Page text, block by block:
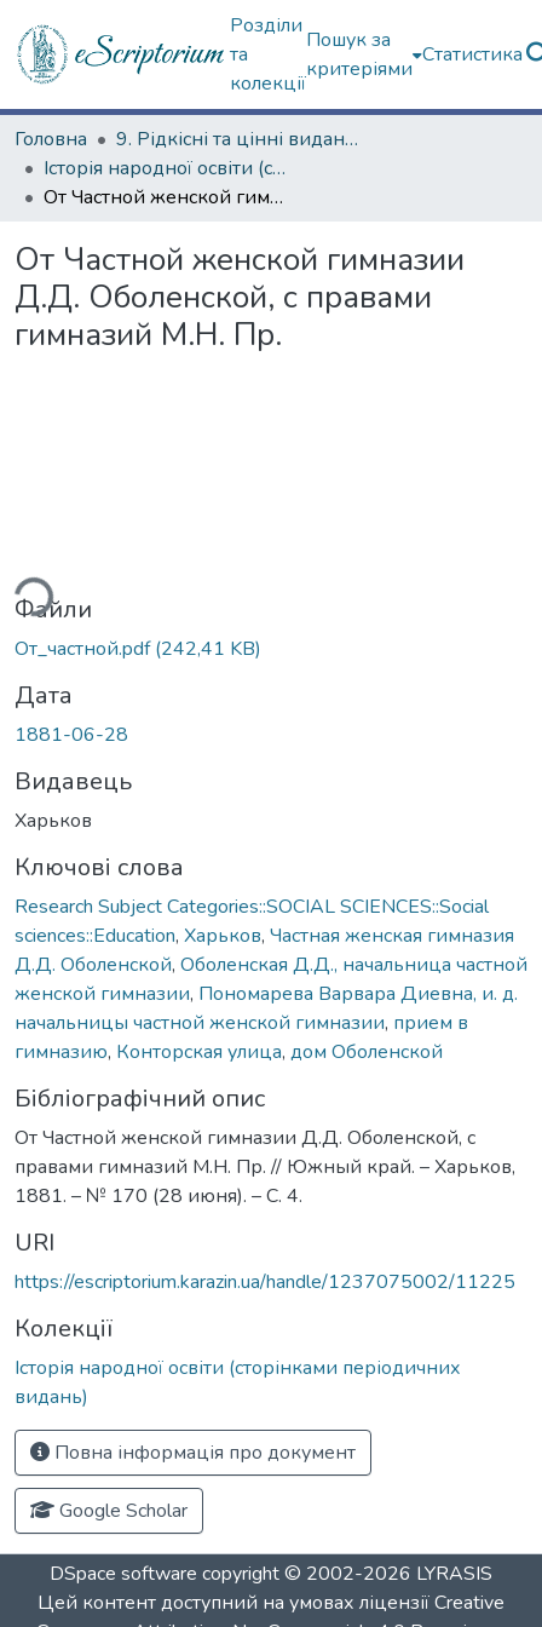
Розділи
та
колекції
Пошук за
критеріями
Статистика
Головна
9. Рідкісні та цінні видання
Історія народної освіти (сторінками періодичних видань)
От Частной женской гимназии Д.Д. Оболенской, с правами гимназий М.Н. Пр.
От Частной женской гимназии
Д.Д. Оболенской, с правами
гимназий М.Н. Пр.
Файли
От_частной.pdf(242,41 KB)
Дата
1881-06-28
Видавець
Харьков
Ключові слова
Research Subject Categories::SOCIAL SCIENCES::Social
sciences::Education, Харьков, Частная женская гимназия
Д.Д. Оболенской, Оболенская Д.Д., начальница частной
женской гимназии, Пономарева Варвара Диевна, и. д.
начальницы частной женской гимназии, прием в
гимназию, Конторская улица, дом Оболенской
Бібліографічний опис
От Частной женской гимназии Д.Д. Оболенской, с
правами гимназий М.Н. Пр. // Южный край. – Харьков,
1881. – № 170 (28 июня). – С. 4.
URI
https://escriptorium.karazin.ua/handle/1237075002/11225
Колекції
Історія народної освіти (сторінками періодичних
видань)
Повна інформація про документ
Google Scholar
DSpace software copyright © 2002-2026 LYRASIS
Цей контент доступний на умовах ліцензіїCreative